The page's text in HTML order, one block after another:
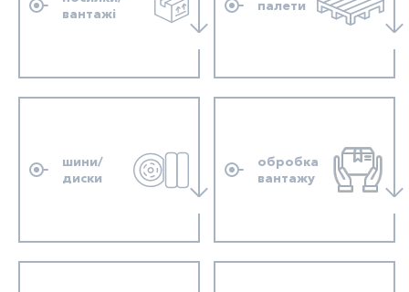
вантажі
палети
шини/
диски
обробка
вантажу